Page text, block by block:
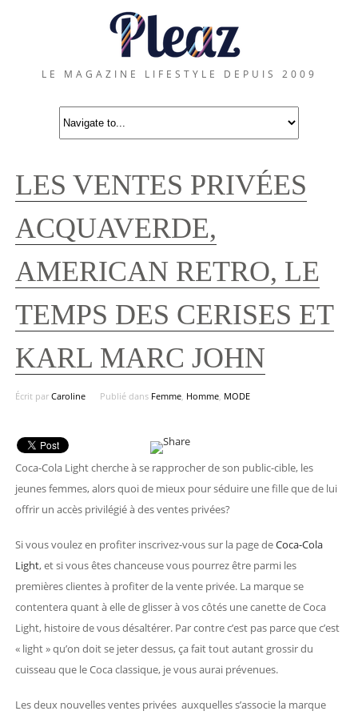
LE MAGAZINE LIFESTYLE DEPUIS 2009
LES VENTES PRIVÉES
ACQUAVERDE,
AMERICAN RETRO, LE
TEMPS DES CERISES ET
KARL MARC JOHN
Écrit par Caroline Publié dans Femme, Homme, MODE
Coca-Cola Light cherche à se rapprocher de son public-cible, les
jeunes femmes, alors quoi de mieux pour séduire une fille que de lui
offrir un accès privilégié à des ventes privées?
Si vous voulez en profiter inscrivez-vous sur la page deCoca-Cola
Light, et si vous êtes chanceuse vous pourrez être parmi les
premières clientes à profiter de la vente privée. La marque se
contentera quant à elle de glisser à vos côtés une canette de Coca
Light, histoire de vous désaltérer. Par contre c’est pas parce que c’est
« light » qu’on doit se jeter dessus, ça fait tout autant grossir du
cuisseau que le Coca classique, je vous aurai prévenues.
Les deux nouvelles ventes privées auxquelles s’associe la marque